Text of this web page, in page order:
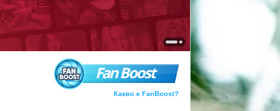
Fan Boost
Какво е FanBoost?